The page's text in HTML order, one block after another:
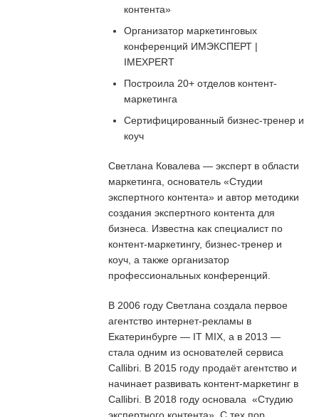
контента»
Организатор маркетинговых
конференций ИМЭКСПЕРТ |
IMEXPERT
Построила 20+ отделов контент-
маркетинга
Сертифицированный бизнес-тренер и
коуч
Светлана Ковалева — эксперт в области
маркетинга, основатель «Студии
экспертного контента» и автор методики
создания экспертного контента для
бизнеса. Известна как специалист по
контент-маркетингу, бизнес-тренер и
коуч, а также организатор
профессиональных конференций.
В 2006 году Светлана создала первое
агентство интернет-рекламы в
Екатеринбурге — IT MIX, а в 2013 —
стала одним из основателей сервиса
Callibri. В 2015 году продаёт агентство и
начинает развивать контент-маркетинг в
Callibri. В 2018 году основала «Студию